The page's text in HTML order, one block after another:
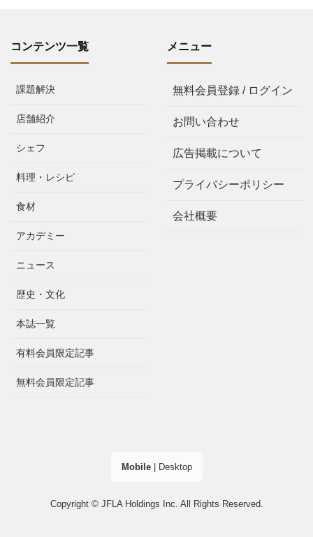
コンテンツ一覧
課題解決
店舗紹介
シェフ
料理・レシピ
食材
アカデミー
ニュース
歴史・文化
本誌一覧
有料会員限定記事
無料会員限定記事
メニュー
無料会員登録 / ログイン
お問い合わせ
広告掲載について
プライバシーポリシー
会社概要
Mobile| Desktop
Copyright © JFLA Holdings Inc. All Rights Reserved.